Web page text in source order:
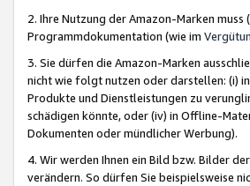
2. Ihre Nutzung der Amazon-Marken
Programmdokumentation (wie im
3. Sie dürfen die Amazon-Marken
nicht wie folgt nutzen oder darstellen: (i)
Produkte und Dienstleistungen zu
schädigen könnte, oder (iv) in Offline-
Dokumenten oder mündlicher Werbung).
4. Wir werden Ihnen ein Bild bzw. Bilder
verändern. So dürfen Sie beispielsweise